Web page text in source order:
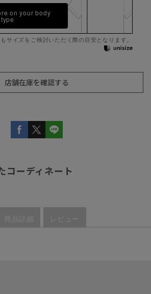
on your body
type
サイズをご検討いただく際の目安となります。
コーディネート
商品詳細 レビュー